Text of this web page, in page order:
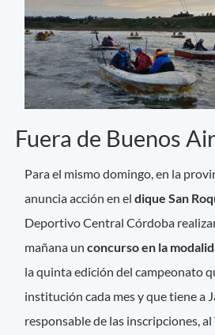
Fuera de Buenos
Para el mismo domingo, en la
anuncia acción en eldique San
Deportivo Central Córdoba
mañana unconcurso en la
la quinta edición del campeonato
institución cada mes y que tiene a
responsable de las inscripciones, al